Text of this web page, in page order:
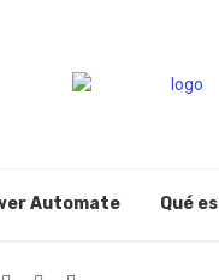
Automate Qué